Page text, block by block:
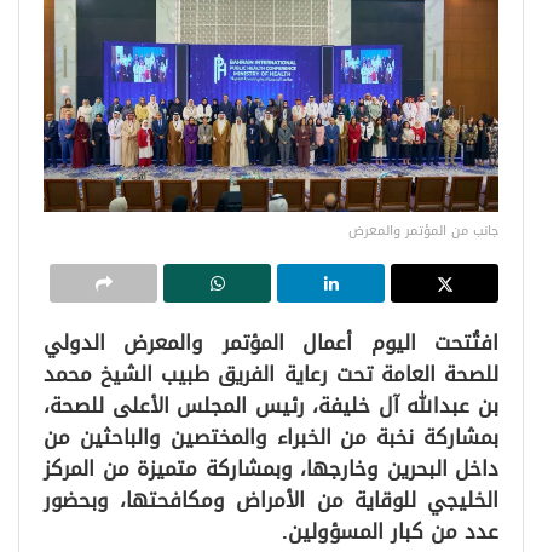
جانب من المؤتمر والمعرض
افتُتحت اليوم أعمال المؤتمر والمعرض الدولي
للصحة العامة تحت رعاية الفريق طبيب الشيخ محمد
بن عبدالله آل خليفة، رئيس المجلس الأعلى للصحة،
بمشاركة نخبة من الخبراء والمختصين والباحثين من
داخل البحرين وخارجها، وبمشاركة متميزة من المركز
الخليجي للوقاية من الأمراض ومكافحتها، وبحضور
عدد من كبار المسؤولين.